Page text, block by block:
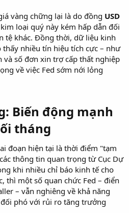
vàng chững lại là do đồng USD
loại quý này kém hấp dẫn đối
tệ khác. Đồng thời, dữ liệu kinh
nhiều tín hiệu tích cực – như
và số đơn xin trợ cấp thất nghiệp
về việc Fed sớm nới lỏng
Biến động mạnh
tháng
đoạn hiện tại là thời điểm "tạm
thông tin quan trọng từ Cục Dự
khi nhiều chỉ báo kinh tế cho
thì một số quan chức Fed – điển
– vẫn nghiêng về khả năng
phó với rủi ro tăng trưởng